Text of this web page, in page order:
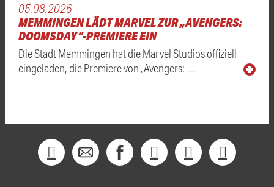
05.08.2026
MEMMINGEN LÄDT MARVEL ZUR „AVENGERS:
DOOMSDAY“-PREMIERE EIN
Die Stadt Memmingen hat die Marvel Studios offiziell
eingeladen, die Premiere von „Avengers: …